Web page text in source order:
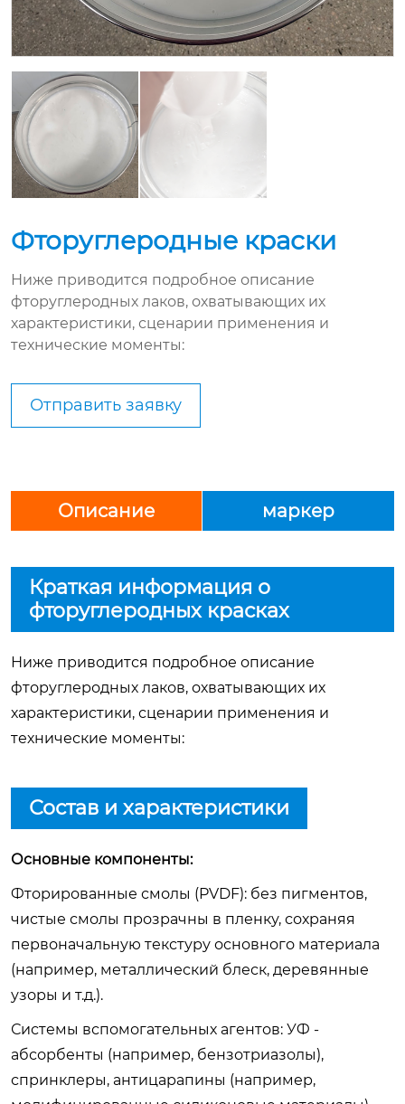
Фторуглеродные краски
Ниже приводится подробное описание
фторуглеродных лаков, охватывающих их
характеристики, сценарии применения и
технические моменты:
Отправить заявку
Описание маркер
Краткая информация о
фторуглеродных красках
Ниже приводится подробное описание
фторуглеродных лаков, охватывающих их
характеристики, сценарии применения и
технические моменты:
Состав и характеристики
Основные компоненты:
Фторированные смолы (PVDF): без пигментов,
чистые смолы прозрачны в пленку, сохраняя
первоначальную текстуру основного материала
(например, металлический блеск, деревянные
узоры и т.д.).
Системы вспомогательных агентов: УФ -
абсорбенты (например, бензотриазолы),
спринклеры, антицарапины (например,